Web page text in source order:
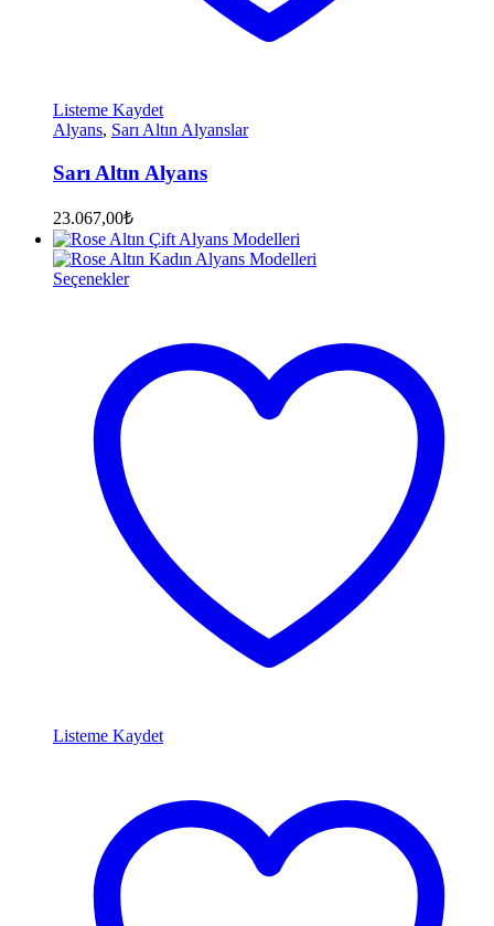
Listeme Kaydet
Alyans, Sarı Altın Alyanslar
Sarı Altın Alyans
23.067,00₺
Seçenekler
Listeme Kaydet